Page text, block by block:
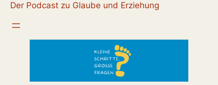
Der Podcast zu Glaube und Erziehung